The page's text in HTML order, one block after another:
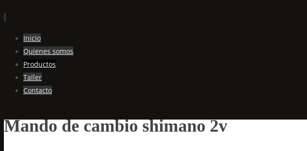
contenido
Inicio
Quienes somos
Productos
Taller
Contacto
Mando de cambio shimano 2v